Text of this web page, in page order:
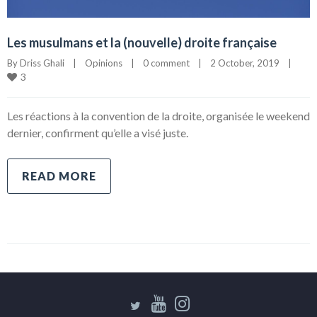
Les musulmans et la (nouvelle) droite française
By Driss Ghali | Opinions | 0 comment | 2 October, 2019 |
3
Les réactions à la convention de la droite, organisée le weekend
dernier, confirment qu’elle a visé juste.
READ MORE